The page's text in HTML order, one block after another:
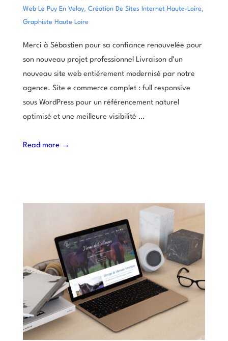
Web Le Puy En Velay, Création De Sites Internet Haute-Loire,
Graphiste Haute Loire
Merci à Sébastien pour sa confiance renouvelée pour
son nouveau projet professionnel Livraison d’un
nouveau site web entièrement modernisé par notre
agence. Site e commerce complet : full responsive
sous WordPress pour un référencement naturel
optimisé et une meilleure visibilité …
Read more →